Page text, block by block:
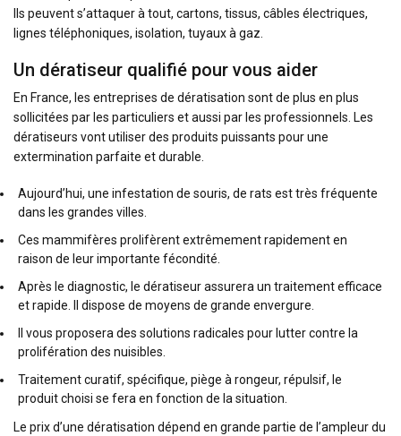
Ils peuvent s’attaquer à tout, cartons, tissus, câbles électriques,
lignes téléphoniques, isolation, tuyaux à gaz.
Un dératiseur qualifié pour vous aider
En France, les entreprises de dératisation sont de plus en plus
sollicitées par les particuliers et aussi par les professionnels. Les
dératiseurs vont utiliser des produits puissants pour une
extermination parfaite et durable.
Aujourd’hui, une infestation de souris, de rats est très fréquente
dans les grandes villes.
Ces mammifères prolifèrent extrêmement rapidement en
raison de leur importante fécondité.
Après le diagnostic, le dératiseur assurera un traitement efficace
et rapide . Il dispose de moyens de grande envergure.
Il vous proposera des solutions radicales pour lutter contre la
prolifération des nuisibles.
Traitement curatif, spécifique, piège à rongeur, répulsif, le
produit choisi se fera en fonction de la situation.
Le prix d’une dératisation dépend en grande partie de l’ampleur du